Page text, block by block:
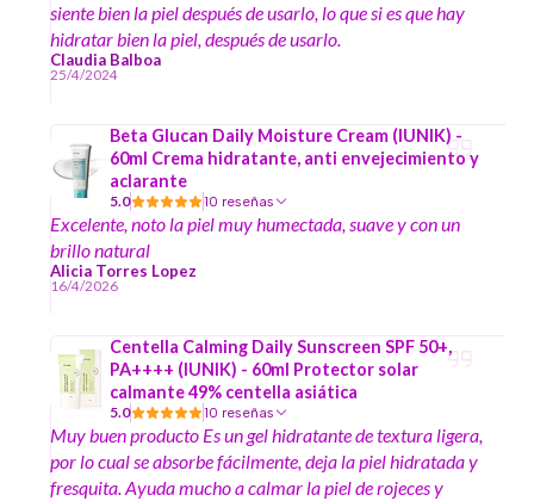
siente bien la piel después de usarlo, lo que si es que hay
hidratar bien la piel, después de usarlo.
Claudia Balboa
25/4/2024
Beta Glucan Daily Moisture Cream (IUNIK) -
60ml Crema hidratante, anti envejecimiento y
aclarante
5.0 10 reseñas
Excelente, noto la piel muy humectada, suave y con un
brillo natural
Alicia Torres Lopez
16/4/2026
Centella Calming Daily Sunscreen SPF 50+,
PA++++ (IUNIK) - 60ml Protector solar
calmante 49% centella asiática
5.0 10 reseñas
Muy buen producto Es un gel hidratante de textura ligera,
por lo cual se absorbe fácilmente, deja la piel hidratada y
fresquita. Ayuda mucho a calmar la piel de rojeces y